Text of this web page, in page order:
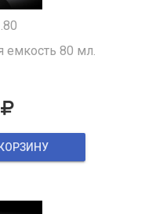
емкость 80 мл.